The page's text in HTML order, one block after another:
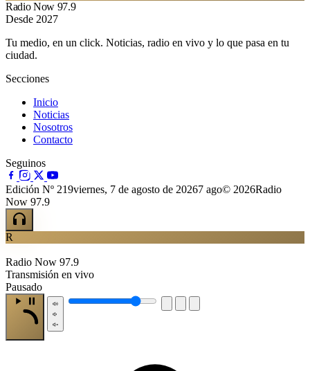
Radio Now 97.9
Desde 2027
Tu medio, en un click. Noticias, radio en vivo y lo que pasa en tu
ciudad.
Secciones
Inicio
Noticias
Nosotros
Contacto
Seguinos
Edición Nº 219viernes, 7 de agosto de 20267 ago© 2026Radio
Now 97.9
R
Radio Now 97.9
Transmisión en vivo
Pausado